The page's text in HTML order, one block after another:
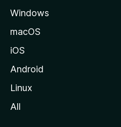
Windows
macOS
iOS
Android
Linux
All